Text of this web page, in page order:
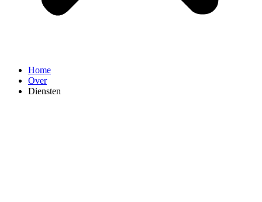
Home
Over
Diensten